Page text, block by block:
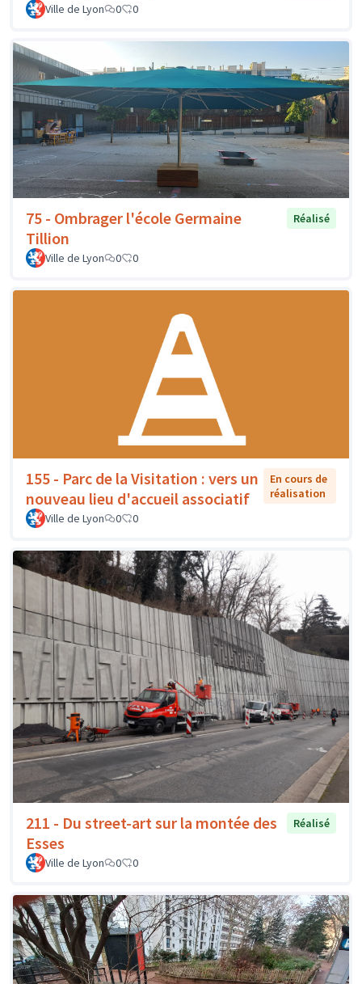
Ville de Lyon
0 0
75 - Ombrager l'école Germaine
Tillion
Réalisé
Ville de Lyon 0 0
155 - Parc de la Visitation : vers un
nouveau lieu d'accueil associatif
En cours de
réalisation
Ville de Lyon
0 0
211 - Du street-art sur la montée des
Esses
Réalisé
Ville de Lyon 0 0